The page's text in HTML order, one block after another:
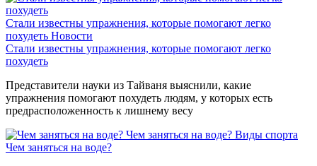
Стали известны упражнения, которые помогают легко
похудеть Новости
Стали известны упражнения, которые помогают легко
похудеть
Представители науки из Тайваня выяснили, какие
упражнения помогают похудеть людям, у которых есть
предрасположенность к лишнему весу
Чем заняться на воде? Виды спорта
Чем заняться на воде?